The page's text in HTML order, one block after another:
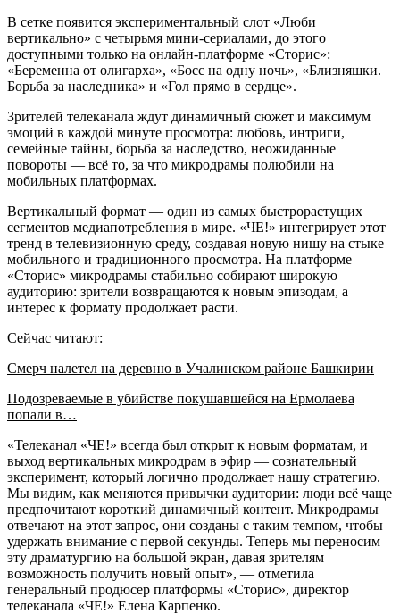
В сетке появится экспериментальный слот «Люби
вертикально» с четырьмя мини-сериалами, до этого
доступными только на онлайн-платформе «Сторис»:
«Беременна от олигарха», «Босс на одну ночь», «Близняшки.
Борьба за наследника» и «Гол прямо в сердце».
Зрителей телеканала ждут динамичный сюжет и максимум
эмоций в каждой минуте просмотра: любовь, интриги,
семейные тайны, борьба за наследство, неожиданные
повороты — всё то, за что микродрамы полюбили на
мобильных платформах.
Вертикальный формат — один из самых быстрорастущих
сегментов медиапотребления в мире. «ЧЕ!» интегрирует этот
тренд в телевизионную среду, создавая новую нишу на стыке
мобильного и традиционного просмотра. На платформе
«Сторис» микродрамы стабильно собирают широкую
аудиторию: зрители возвращаются к новым эпизодам, а
интерес к формату продолжает расти.
Сейчас читают:
Смерч налетел на деревню в Учалинском районе Башкирии
Подозреваемые в убийстве покушавшейся на Ермолаева
попали в…
«Телеканал «ЧЕ!» всегда был открыт к новым форматам, и
выход вертикальных микродрам в эфир — сознательный
эксперимент, который логично продолжает нашу стратегию.
Мы видим, как меняются привычки аудитории: люди всё чаще
предпочитают короткий динамичный контент. Микродрамы
отвечают на этот запрос, они созданы с таким темпом, чтобы
удержать внимание с первой секунды. Теперь мы переносим
эту драматургию на большой экран, давая зрителям
возможность получить новый опыт», — отметила
генеральный продюсер платформы «Сторис», директор
телеканала «ЧЕ!» Елена Карпенко.